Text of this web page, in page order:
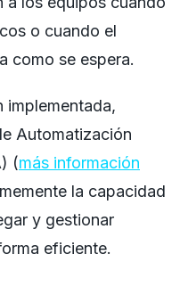
o cuando el
como se espera.
implementada,
Automatización
(más información
la capacidad
y gestionar
eficiente.